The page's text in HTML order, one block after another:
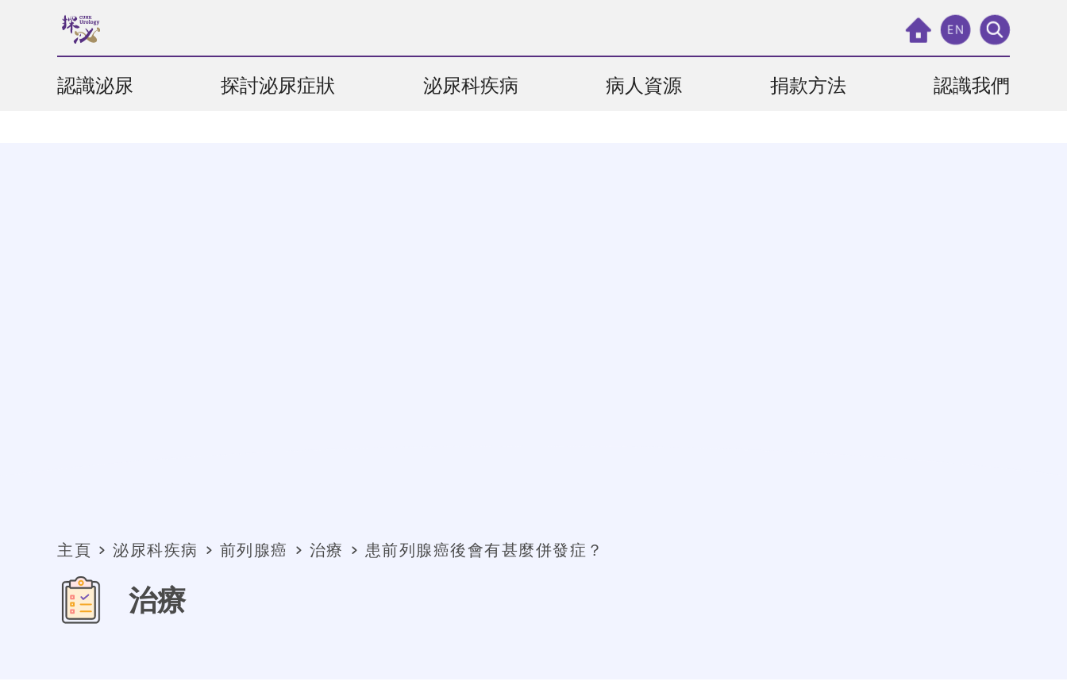
EN
認識泌尿 探討泌尿症狀 泌尿科疾病 病人資源 捐款方法 認識我們
主頁 泌尿科疾病 前列腺癌 治療 患前列腺癌後會有甚麼併發症？
治療